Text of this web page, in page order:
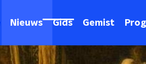
Nieuws Gids Gemist